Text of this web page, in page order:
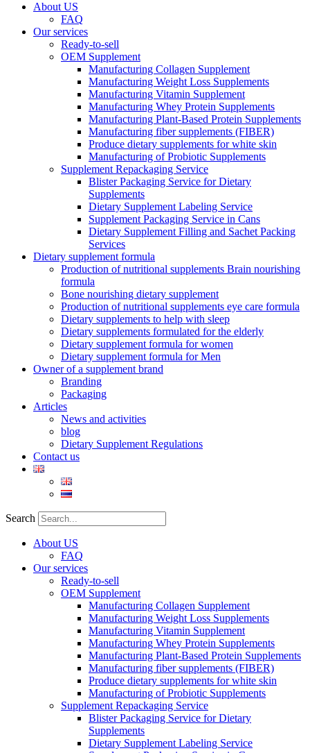
About US
FAQ
Our services
Ready-to-sell
OEM Supplement
Manufacturing Collagen Supplement
Manufacturing Weight Loss Supplements
Manufacturing Vitamin Supplement
Manufacturing Whey Protein Supplements
Manufacturing Plant-Based Protein Supplements
Manufacturing fiber supplements (FIBER)
Produce dietary supplements for white skin
Manufacturing of Probiotic Supplements
Supplement Repackaging Service
Blister Packaging Service for Dietary
Supplements​
Dietary Supplement Labeling Service
Supplement Packaging Service in Cans
Dietary Supplement Filling and Sachet Packing
Services
Dietary supplement formula
Production of nutritional supplements Brain nourishing
formula
Bone nourishing dietary supplement
Production of nutritional supplements eye care formula
Dietary supplements to help with sleep
Dietary supplements formulated for the elderly
Dietary supplement formula for women
Dietary supplement formula for Men
Owner of a supplement brand
Branding
Packaging
Articles
News and activities
blog
Dietary Supplement Regulations
Contact us
Search
About US
FAQ
Our services
Ready-to-sell
OEM Supplement
Manufacturing Collagen Supplement
Manufacturing Weight Loss Supplements
Manufacturing Vitamin Supplement
Manufacturing Whey Protein Supplements
Manufacturing Plant-Based Protein Supplements
Manufacturing fiber supplements (FIBER)
Produce dietary supplements for white skin
Manufacturing of Probiotic Supplements
Supplement Repackaging Service
Blister Packaging Service for Dietary
Supplements​
Dietary Supplement Labeling Service